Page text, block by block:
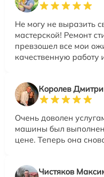
Не могу не выразить
мастерской! Ремонт
превзошел все мои
качественную работу
Королев
Очень доволен
машины был
цене. Теперь она
Чистяков